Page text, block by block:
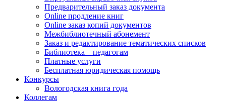
Предварительный заказ документа
Online продление книг
Online заказ копий документов
Межбиблиотечный абонемент
Заказ и редактирование тематических списков
Библиотека – педагогам
Платные услуги
Бесплатная юридическая помощь
Конкурсы
Вологодская книга года
Коллегам